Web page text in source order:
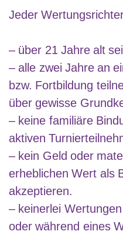
Jeder
– über 21 Jahre alt
– alle zwei Jahre an
bzw. Fortbildung
über gewisse
– keine familiäre
aktiven
– kein Geld oder
erheblichen Wert als
akzeptieren.
– keinerlei
oder während eines